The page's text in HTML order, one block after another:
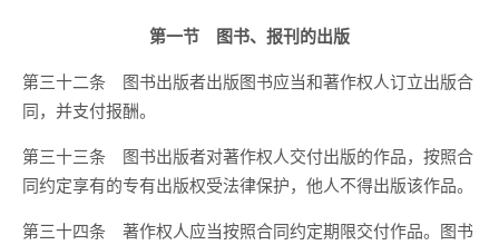
第一节 图书、报刊的出版
第三十二条 图书出版者出版图书应当和著作权人订立出版合
同，并支付报酬。
第三十三条 图书出版者对著作权人交付出版的作品，按照合
同约定享有的专有出版权受法律保护，他人不得出版该作品。
第三十四条 著作权人应当按照合同约定期限交付作品。图书